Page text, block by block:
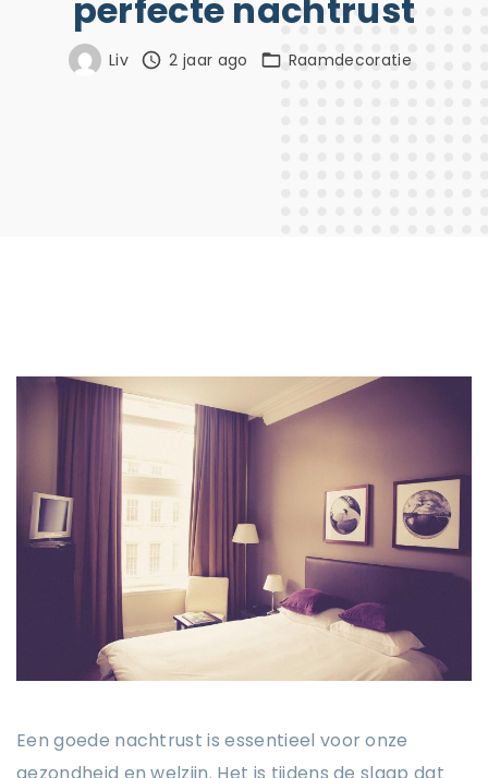
perfecte nachtrust
Liv 2 jaar ago Raamdecoratie
Een goede nachtrust is essentieel voor onze
gezondheid en welzijn. Het is tijdens de slaap dat